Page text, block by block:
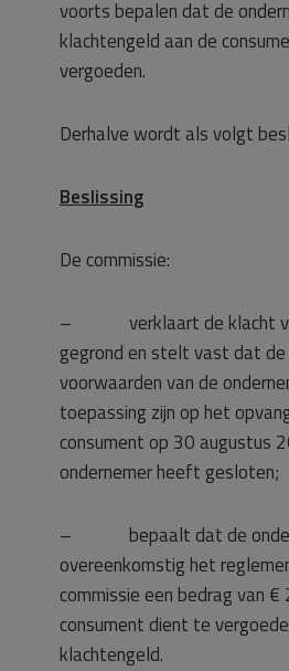
voorts bepalen dat de
klachtengeld aan de
vergoeden.
Derhalve wordt als volgt
Beslissing
De commissie:
– verklaart de klacht
gegrond en stelt vast dat
voorwaarden van de
toepassing zijn op het
consument op 30 augustus
ondernemer heeft gesloten;
– bepaalt dat de
overeenkomstig het
commissie een bedrag van
consument dient te
klachtengeld.